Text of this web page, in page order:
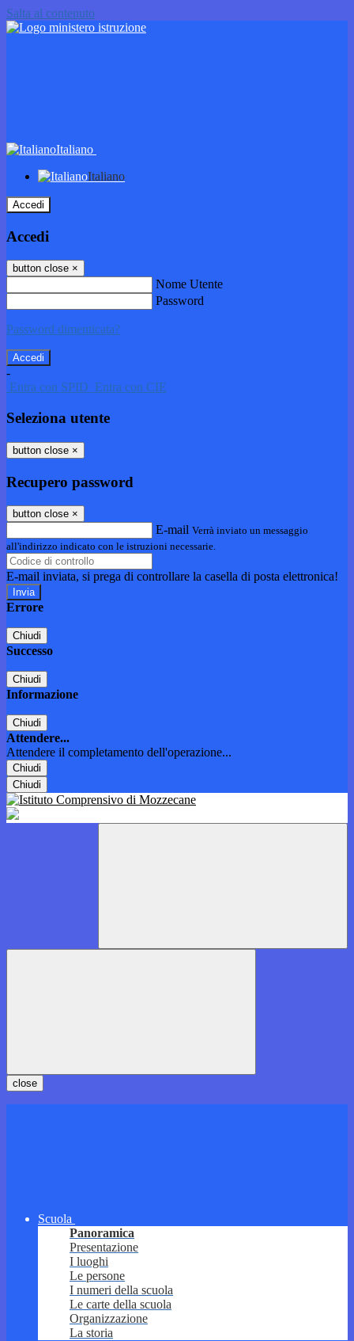
Salta al contenuto
Italiano
Italiano
Accedi
Accedi
button close ×
Nome Utente
Password
Password dimenticata?
-
Entra con SPID Entra con CIE
Seleziona utente
button close ×
Recupero password
button close ×
E-mail Verrà inviato un messaggio
all'indirizzo indicato con le istruzioni necessarie.
E-mail inviata, si prega di controllare la casella di posta elettronica!
Errore
Chiudi
Successo
Chiudi
Informazione
Chiudi
Attendere...
Attendere il completamento dell'operazione...
Chiudi
Chiudi
close
Scuola
Panoramica
Presentazione
I luoghi
Le persone
I numeri della scuola
Le carte della scuola
Organizzazione
La storia